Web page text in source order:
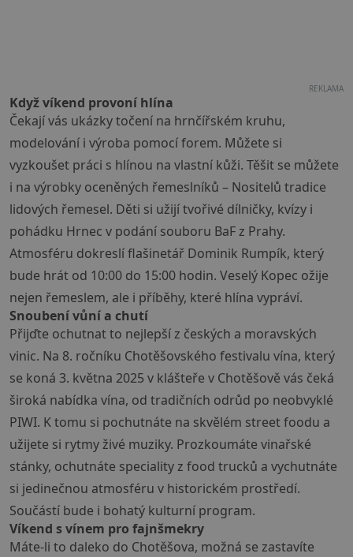
REKLAMA
Když víkend provoní hlína
Čekají vás ukázky točení na hrnčířském kruhu,
modelování i výroba pomocí forem. Můžete si
vyzkoušet práci s hlínou na vlastní kůži. Těšit se můžete
i na výrobky oceněných řemeslníků – Nositelů tradice
lidových řemesel. Děti si užijí tvořivé dílničky, kvízy i
pohádku Hrnec v podání souboru BaF z Prahy.
Atmosféru dokreslí flašinetář Dominik Rumpík, který
bude hrát od 10:00 do 15:00 hodin. Veselý Kopec ožije
nejen řemeslem, ale i příběhy, které hlína vypráví.
Snoubení vůní a chutí
Přijďte ochutnat to nejlepší z českých a moravských
vinic. Na 8. ročníku Chotěšovského festivalu vína, který
se koná 3. května 2025 v klášteře v Chotěšově vás čeká
široká nabídka vína, od tradičních odrůd po neobvyklé
PIWI. K tomu si pochutnáte na skvělém street foodu a
užijete si rytmy živé muziky. Prozkoumáte vinařské
stánky, ochutnáte speciality z food trucků a vychutnáte
si jedinečnou atmosféru v historickém prostředí.
Součástí bude i bohatý kulturní program.
Víkend s vínem pro fajnšmekry
Máte-li to daleko do Chotěšova, možná se zastavíte